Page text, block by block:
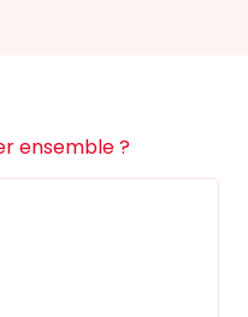
ensemble ?